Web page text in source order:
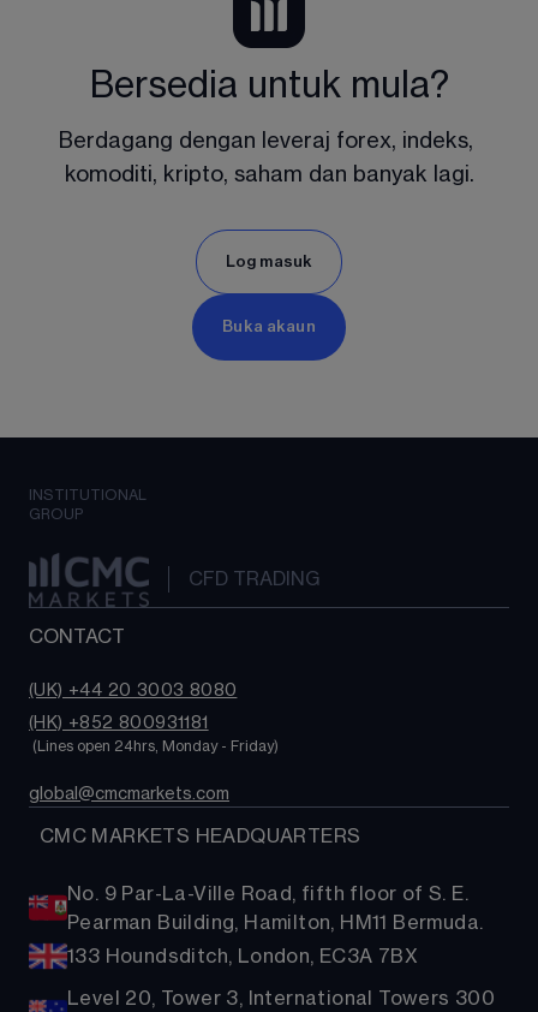
Bersedia untuk mula?
Berdagang dengan leveraj forex, indeks,
komoditi, kripto, saham dan banyak lagi.
Log masuk
Buka akaun
INSTITUTIONAL
GROUP
CFD TRADING
CONTACT
(UK) +44 20 3003 8080
(HK) +852 800931181
(Lines open 24hrs, Monday - Friday)
global@cmcmarkets.com
  CMC MARKETS HEADQUARTERS
No. 9 Par-La-Ville Road, fifth floor of S. E.
Pearman Building, Hamilton, HM11 Bermuda.
133 Houndsditch, London, EC3A 7BX
Level 20, Tower 3, International Towers 300